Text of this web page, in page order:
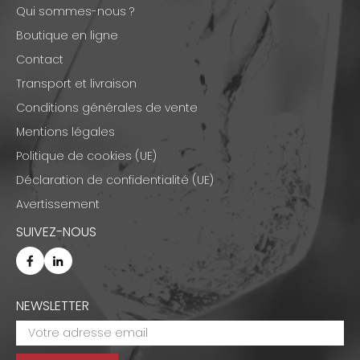
Qui sommes-nous ?
Boutique en ligne
Contact
Transport et livraison
Conditions générales de vente
Mentions légales
Politique de cookies (UE)
Déclaration de confidentialité (UE)
Avertissement
SUIVEZ-NOUS
NEWSLETTER